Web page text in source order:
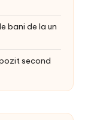
bani de la un
second